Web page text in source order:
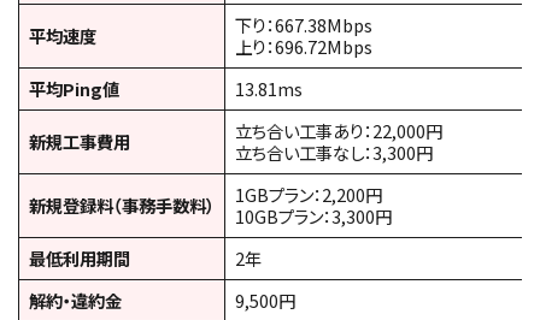
平均速度
下り：667.38Mbps
上り：696.72Mbps
平均Ping値
13.81ms
新規工事費用
立ち合い工事あり：22,000円
立ち合い工事なし：3,300円
新規登録料（事務手数料）
1GBプラン：2,200円
10GBプラン：3,300円
最低利用期間
2年
解約・違約金
9,500円